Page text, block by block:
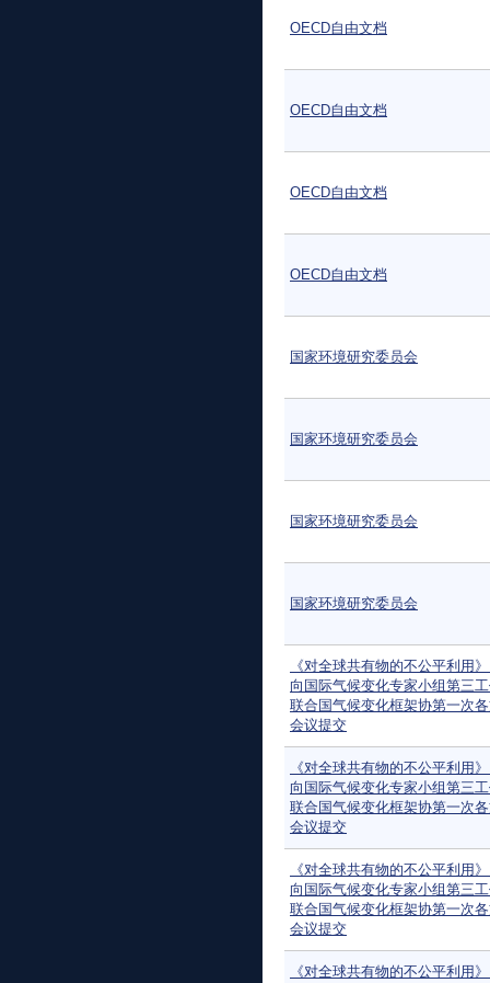
OECD自由文档
OECD自由文档
OECD自由文档
OECD自由文档
国家环境研究委员会
国家环境研究委员会
国家环境研究委员会
国家环境研究委员会
《对全球共有物的不公平利用
向国际气候变化专家小组第三
联合国气候变化框架协第一次
会议提交
《对全球共有物的不公平利用
向国际气候变化专家小组第三
联合国气候变化框架协第一次
会议提交
《对全球共有物的不公平利用
向国际气候变化专家小组第三
联合国气候变化框架协第一次
会议提交
《对全球共有物的不公平利用